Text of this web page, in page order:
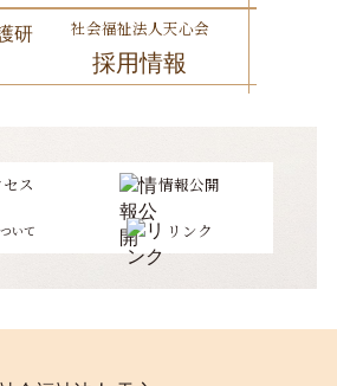
社会福祉法人天心会
採用情報
ス 情報公開
いて リンク